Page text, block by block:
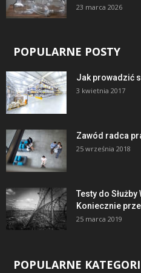
23 marca 2026
POPULARNE POSTY
Jak prowadzić
3 kwietnia 2017
Zawód radca
25 września 2018
Testy do
Koniecznie
25 marca 2019
POPULARNE